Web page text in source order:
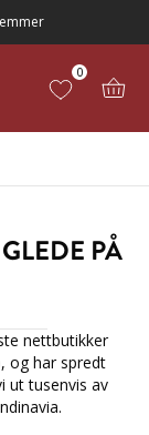
0
PÅ
nettbutikker
og har spredt
ut tusenvis av